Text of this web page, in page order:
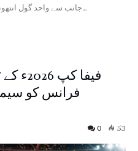
جانب سے واحد گول انتھونی گورڈن نے کیا، ارجنٹینا کی طرف سے…
فیفا
فرانس کو
0 53